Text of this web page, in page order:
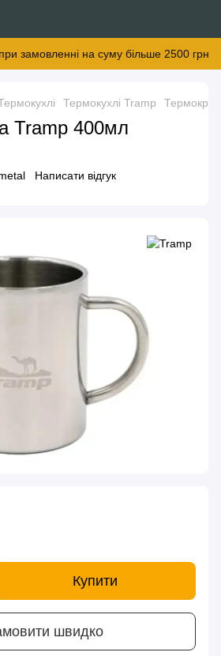
замовленні на суму більше 2500 грн
Термокухлі Tramp
Tramp 400мл
Написати відгук
Купити
швидко